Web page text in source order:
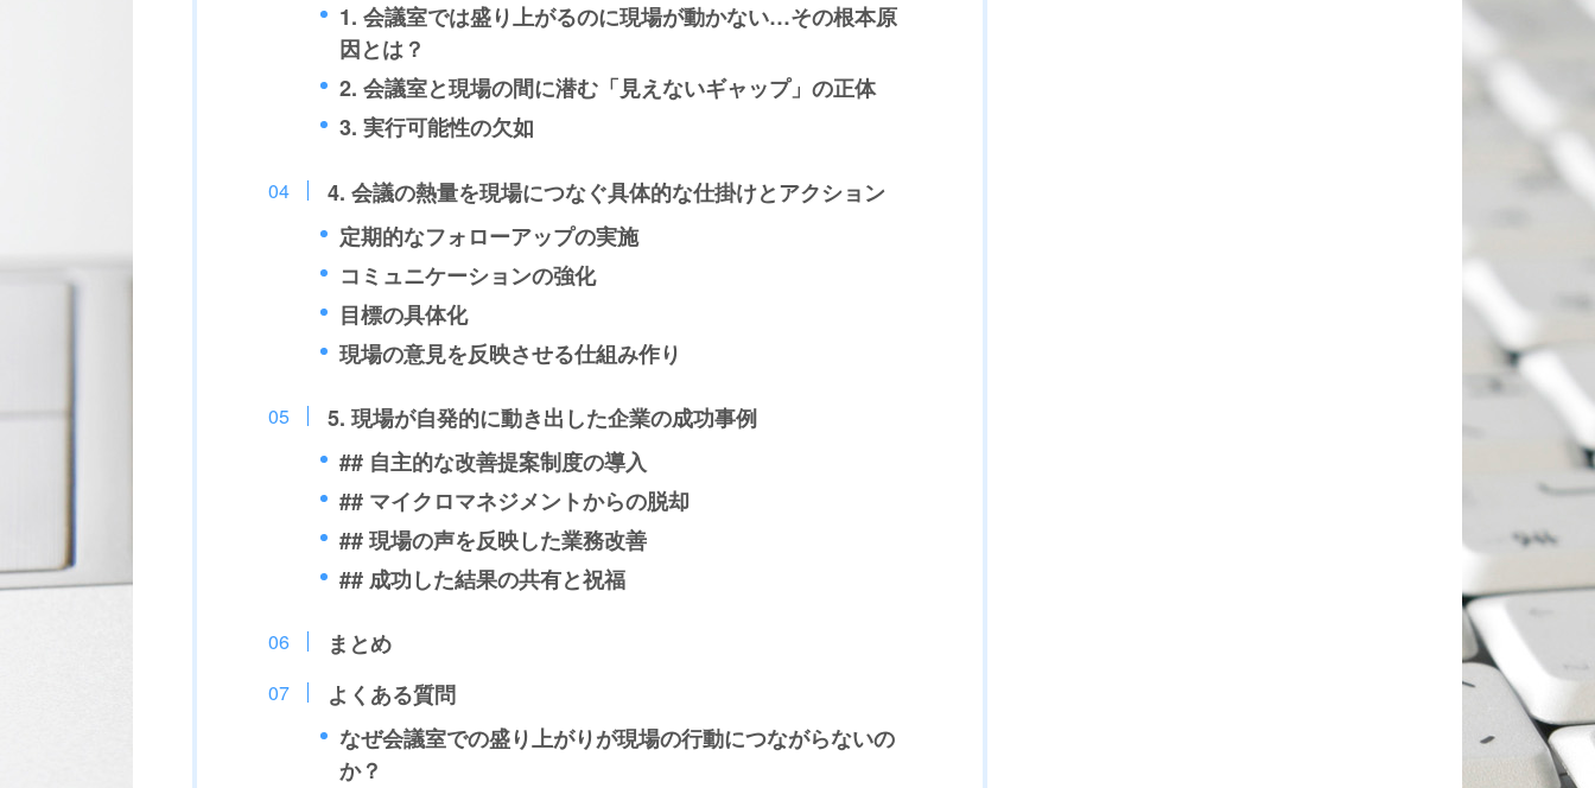
1. 会議室では盛り上がるのに現場が動かない…その根本原
因とは？
2. 会議室と現場の間に潜む「見えないギャップ」の正体
3. 実行可能性の欠如
4. 会議の熱量を現場につなぐ具体的な仕掛けとアクション
定期的なフォローアップの実施
コミュニケーションの強化
目標の具体化
現場の意見を反映させる仕組み作り
5. 現場が自発的に動き出した企業の成功事例
## 自主的な改善提案制度の導入
## マイクロマネジメントからの脱却
## 現場の声を反映した業務改善
## 成功した結果の共有と祝福
まとめ
よくある質問
なぜ会議室での盛り上がりが現場の行動につながらないの
か？